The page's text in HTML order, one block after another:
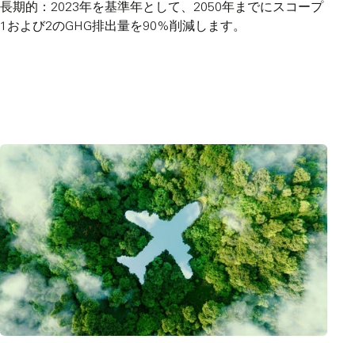
長期的：2023年を基準年として、2050年までにスコープ
1および2のGHG排出量を90%削減します。